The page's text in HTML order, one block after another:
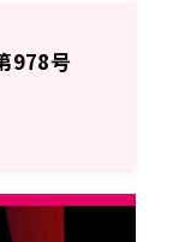
978号